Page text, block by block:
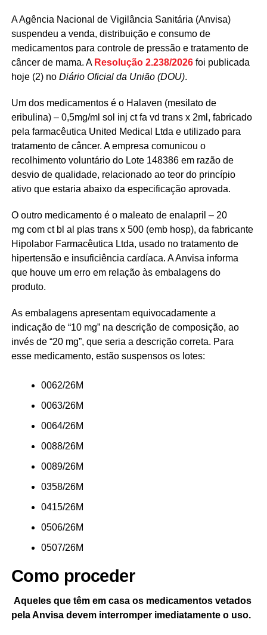
A Agência Nacional de Vigilância Sanitária (Anvisa)
suspendeu a venda, distribuição e consumo de
medicamentos para controle de pressão e tratamento de
câncer de mama. A Resolução 2.238/2026foi publicada
hoje (2) no Diário Oficial da União (DOU).
Um dos medicamentos é o Halaven (mesilato de
eribulina) – 0,5mg/ml sol inj ct fa vd trans x 2ml, fabricado
pela farmacêutica United Medical Ltda e utilizado para
tratamento de câncer. A empresa comunicou o
recolhimento voluntário do Lote 148386 em razão de
desvio de qualidade, relacionado ao teor do princípio
ativo que estaria abaixo da especificação aprovada.
O outro medicamento é o maleato de enalapril – 20
mg com ct bl al plas trans x 500 (emb hosp), da fabricante
Hipolabor Farmacêutica Ltda, usado no tratamento de
hipertensão e insuficiência cardíaca. A Anvisa informa
que houve um erro em relação às embalagens do
produto.
As embalagens apresentam equivocadamente a
indicação de “10 mg” na descrição de composição, ao
invés de “20 mg”, que seria a descrição correta. Para
esse medicamento, estão suspensos os lotes:
0062/26M
0063/26M
0064/26M
0088/26M
0089/26M
0358/26M
0415/26M
0506/26M
0507/26M
Como proceder
Aqueles que têm em casa os medicamentos vetados
pela Anvisa devem interromper imediatamente o uso.